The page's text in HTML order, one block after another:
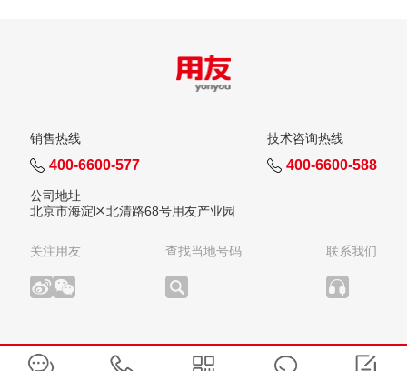
销售热线
400-6600-577
技术咨询热线
400-6600-588
公司地址
北京市海淀区北清路68号用友产业园
关注用友 查找当地号码 联系我们
版权所有：用友网络科技股份有限公司